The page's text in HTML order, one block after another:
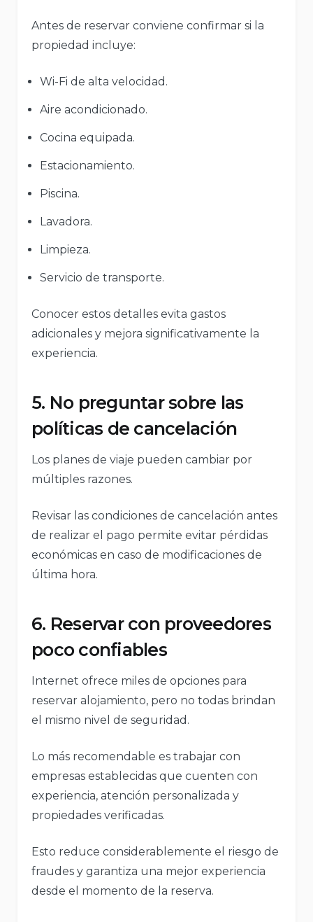
Antes de reservar conviene confirmar si la
propiedad incluye:
Wi-Fi de alta velocidad.
Aire acondicionado.
Cocina equipada.
Estacionamiento.
Piscina.
Lavadora.
Limpieza.
Servicio de transporte.
Conocer estos detalles evita gastos
adicionales y mejora significativamente la
experiencia.
5. No preguntar sobre las
políticas de cancelación
Los planes de viaje pueden cambiar por
múltiples razones.
Revisar las condiciones de cancelación antes
de realizar el pago permite evitar pérdidas
económicas en caso de modificaciones de
última hora.
6. Reservar con proveedores
poco confiables
Internet ofrece miles de opciones para
reservar alojamiento, pero no todas brindan
el mismo nivel de seguridad.
Lo más recomendable es trabajar con
empresas establecidas que cuenten con
experiencia, atención personalizada y
propiedades verificadas.
Esto reduce considerablemente el riesgo de
fraudes y garantiza una mejor experiencia
desde el momento de la reserva.